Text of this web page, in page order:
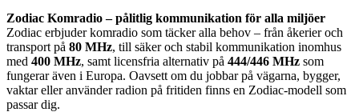
Zodiac Komradio – pålitlig kommunikation för alla miljöer
Zodiac erbjuder komradio som täcker alla behov – från åkerier och
transport på 80 MHz, till säker och stabil kommunikation inomhus
med 400 MHz, samt licensfria alternativ på 444/446 MHz som
fungerar även i Europa. Oavsett om du jobbar på vägarna, bygger,
vaktar eller använder radion på fritiden finns en Zodiac-modell som
passar dig.